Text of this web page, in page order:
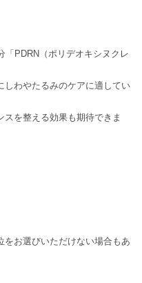
「PDRN（ポリデオキシヌクレ
しわやたるみのケアに適してい
を整える効果も期待できま
お選びいただけない場合もあ